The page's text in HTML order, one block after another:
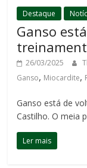
Destaque
Ganso
26/03/2025
Ganso, Miocardite,
Ganso está de
Castilho. O meia
Ler mais